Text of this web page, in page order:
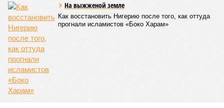
На выжженой земле
Как восстановить Нигерию после того, как оттуда
прогнали исламистов «Боко Харам»